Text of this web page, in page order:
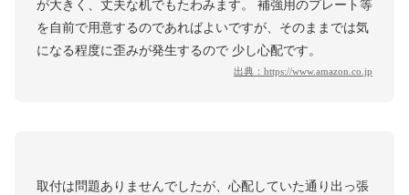
が大きく、丈夫な机でもたわみます。 補強用のプレート等
を自前で用意するのであればよいですが、そのままでは気
になる程度に歪みが発生するので 少し心配です。
出典： https://www.amazon.co.jp
取付は問題ありませんでしたが、心配していた通り出っ張